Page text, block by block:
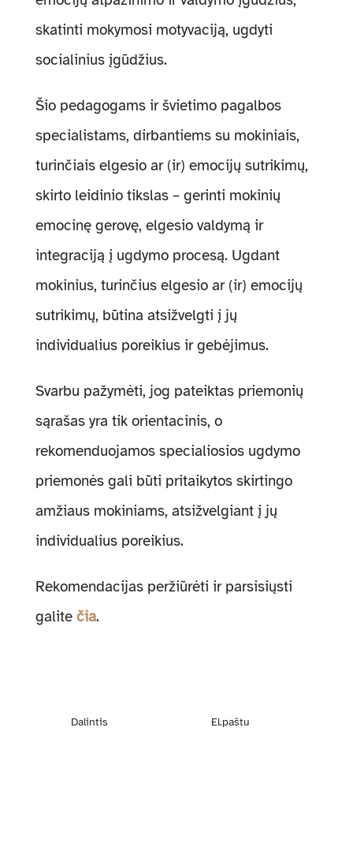
skatinti mokymosi motyvaciją, ugdyti
socialinius įgūdžius.
Šio pedagogams ir švietimo pagalbos
specialistams, dirbantiems su mokiniais,
turinčiais elgesio ar (ir) emocijų sutrikimų,
skirto leidinio tikslas – gerinti mokinių
emocinę gerovę, elgesio valdymą ir
integraciją į ugdymo procesą. Ugdant
mokinius, turinčius elgesio ar (ir) emocijų
sutrikimų, būtina atsižvelgti į jų
individualius poreikius ir gebėjimus.
Svarbu pažymėti, jog pateiktas priemonių
sąrašas yra tik orientacinis, o
rekomenduojamos specialiosios ugdymo
priemonės gali būti pritaikytos skirtingo
amžiaus mokiniams, atsižvelgiant į jų
individualius poreikius.
Rekomendacijas peržiūrėti ir parsisiųsti
galite čia.
Dalintis El.paštu